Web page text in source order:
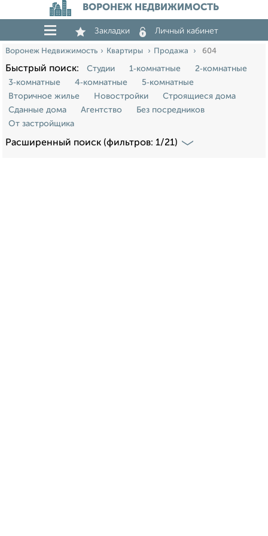
ВОРОНЕЖ НЕДВИЖИМОСТЬ
Закладки Личный кабинет
Воронеж Недвижимость Квартиры Продажа 604
Быстрый поиск: Студии 1‑комнатные
2‑комнатные
3‑комнатные
4‑комнатные
5‑комнатные
Вторичное жилье
Новостройки
Строящиеся дома
Сданные дома
Агентство
Без посредников
От застройщика
Расширенный поиск (фильтров: 1/21)